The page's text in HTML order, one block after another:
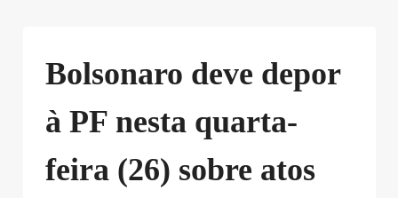
Bolsonaro deve depor
à PF nesta quarta-
feira (26) sobre atos